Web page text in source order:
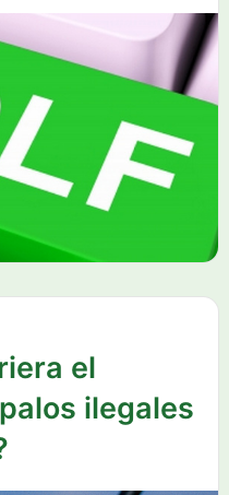
el
ilegales